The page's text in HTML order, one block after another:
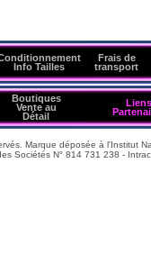
Info Tailles
Frais de
transport
Boutiques
Vente au
Détail
Liens
Marque déposée à l'Institut
Sociétés N° 814 731 238 -